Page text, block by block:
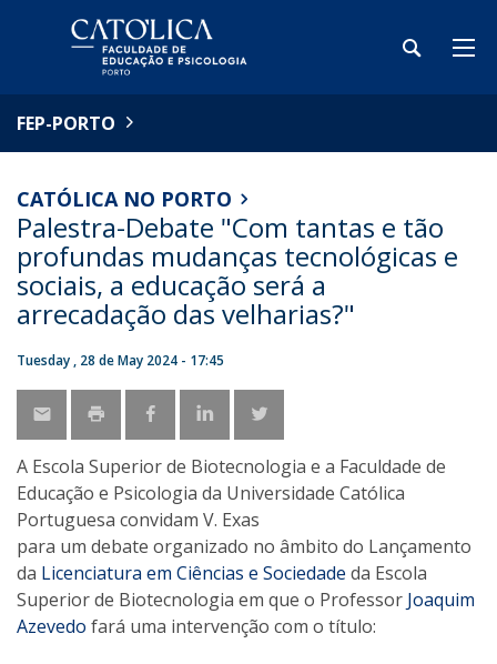
FEP-PORTO
CATÓLICA NO PORTO
Palestra-Debate "Com tantas e tão
profundas mudanças tecnológicas e
sociais, a educação será a
arrecadação das velharias?"
Tuesday , 28 de May 2024 - 17:45
A Escola Superior de Biotecnologia e a Faculdade de
Educação e Psicologia da Universidade Católica
Portuguesa convidam V. Exas
para um debate organizado no âmbito do Lançamento
da Licenciatura em Ciências e Sociedade da Escola
Superior de Biotecnologia em que o Professor Joaquim
Azevedo fará uma intervenção com o título: